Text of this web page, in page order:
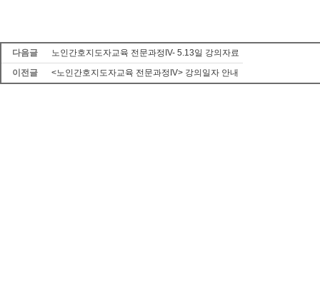
다음글
노인간호지도자교육 전문과정IV- 5.13일 강의자료
이전글
<노인간호지도자교육 전문과정IV> 강의일자 안내